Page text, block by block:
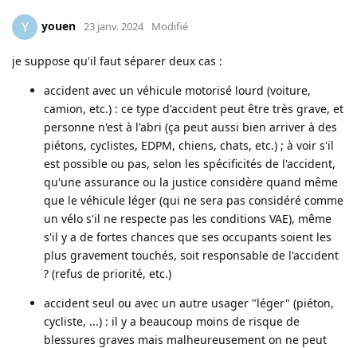
Y youen 23 janv. 2024 Modifié
je suppose qu'il faut séparer deux cas :
accident avec un véhicule motorisé lourd (voiture,
camion, etc.) : ce type d'accident peut être très grave, et
personne n'est à l'abri (ça peut aussi bien arriver à des
piétons, cyclistes, EDPM, chiens, chats, etc.) ; à voir s'il
est possible ou pas, selon les spécificités de l'accident,
qu'une assurance ou la justice considère quand même
que le véhicule léger (qui ne sera pas considéré comme
un vélo s'il ne respecte pas les conditions VAE), même
s'il y a de fortes chances que ses occupants soient les
plus gravement touchés, soit responsable de l'accident
? (refus de priorité, etc.)
accident seul ou avec un autre usager "léger" (piéton,
cycliste, ...) : il y a beaucoup moins de risque de
blessures graves mais malheureusement on ne peut